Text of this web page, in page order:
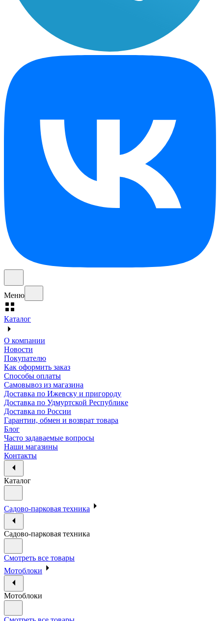
Меню
Каталог
О компании
Новости
Покупателю
Как оформить заказ
Способы оплаты
Самовывоз из магазина
Доставка по Ижевску и пригороду
Доставка по Удмуртской Республике
Доставка по России
Гарантии, обмен и возврат товара
Блог
Часто задаваемые вопросы
Наши магазины
Контакты
Каталог
Садово-парковая техника
Садово-парковая техника
Смотреть все товары
Мотоблоки
Мотоблоки